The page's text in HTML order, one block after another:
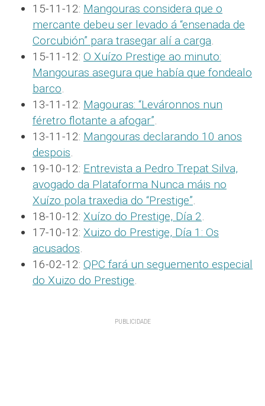
15-11-12: Mangouras considera que o
mercante debeu ser levado á “ensenada de
Corcubión” para trasegar alí a carga.
15-11-12: O Xuízo Prestige ao minuto:
Mangouras asegura que había que fondealo
barco.
13-11-12: Magouras: “Leváronnos nun
féretro flotante a afogar”.
13-11-12: Mangouras declarando 10 anos
despois.
19-10-12: Entrevista a Pedro Trepat Silva,
avogado da Plataforma Nunca máis no
Xuízo pola traxedia do “Prestige”.
18-10-12: Xuízo do Prestige, Día 2.
17-10-12: Xuizo do Prestige, Día 1: Os
acusados.
16-02-12: QPC fará un seguemento especial
do Xuizo do Prestige.